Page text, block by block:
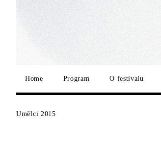
Home Program O festivalu
Umělci 2015